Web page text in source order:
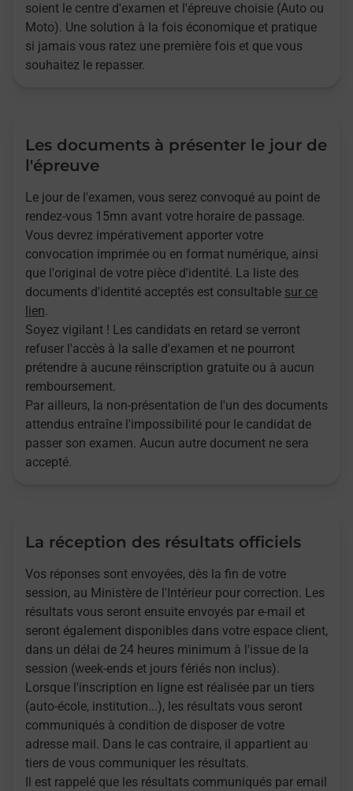
soient le centre d'examen et l'épreuve choisie (Auto ou
Moto). Une solution à la fois économique et pratique
si jamais vous ratez une première fois et que vous
souhaitez le repasser.
Les documents à présenter le jour de
l'épreuve
Le jour de l'examen, vous serez convoqué au point de
rendez-vous 15mn avant votre horaire de passage.
Vous devrez impérativement apporter votre
convocation imprimée ou en format numérique, ainsi
que l'original de votre pièce d'identité. La liste des
documents d'identité acceptés est consultable sur ce
lien.
Soyez vigilant ! Les candidats en retard se verront
refuser l'accès à la salle d'examen et ne pourront
prétendre à aucune réinscription gratuite ou à aucun
remboursement.
Par ailleurs, la non-présentation de l'un des documents
attendus entraîne l'impossibilité pour le candidat de
passer son examen. Aucun autre document ne sera
accepté.
La réception des résultats officiels
Vos réponses sont envoyées, dès la fin de votre
session, au Ministère de l'Intérieur pour correction. Les
résultats vous seront ensuite envoyés par e-mail et
seront également disponibles dans votre espace client,
dans un délai de 24 heures minimum à l'issue de la
session (week-ends et jours fériés non inclus).
Lorsque l'inscription en ligne est réalisée par un tiers
(auto-école, institution...), les résultats vous seront
communiqués à condition de disposer de votre
adresse mail. Dans le cas contraire, il appartient au
tiers de vous communiquer les résultats.
Il est rappelé que les résultats communiqués par email